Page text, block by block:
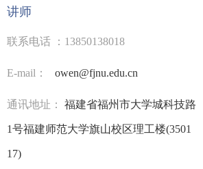
讲师
联系电话 ： 13850138018
E-mail： owen@fjnu.edu.cn
通讯地址： 福建省福州市大学城科技路
1号福建师范大学旗山校区理工楼(3501
17)